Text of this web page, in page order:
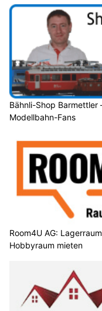
Bähnli-Shop
Modellbahn-Fans
Room4U AG:
Hobbyraum mieten